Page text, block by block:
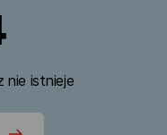
nie istnieje